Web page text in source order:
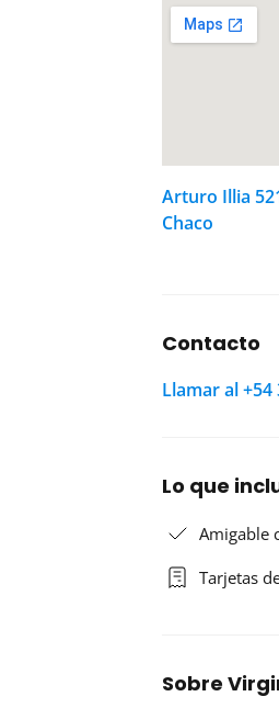
Arturo Illia
Chaco
Contacto
Llamar al +54
Lo que
Amigable
Tarjetas
Sobre